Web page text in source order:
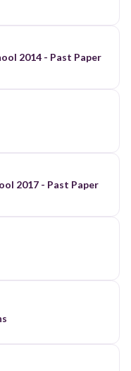
2014 - Past Paper
2017 - Past Paper